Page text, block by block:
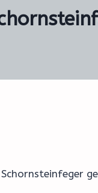
Schornsteinfeger